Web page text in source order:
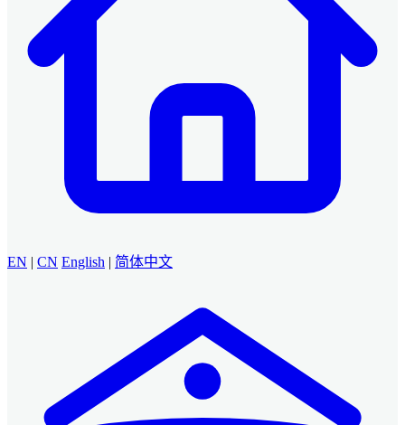
EN | CN English | 简体中文